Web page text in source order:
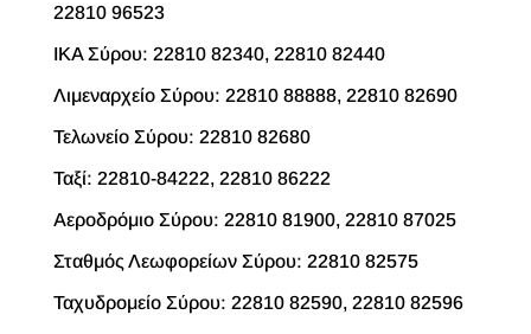
22810 96523
ΙΚΑ Σύρου: 22810 82340, 22810 82440
Λιμεναρχείο Σύρου: 22810 88888, 22810 82690
Τελωνείο Σύρου: 22810 82680
Ταξί: 22810-84222, 22810 86222
Αεροδρόμιο Σύρου: 22810 81900, 22810 87025
Σταθμός Λεωφορείων Σύρου: 22810 82575
Ταχυδρομείο Σύρου: 22810 82590, 22810 82596